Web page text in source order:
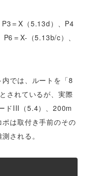
＝X（5.13d）、P4
＝X-（5.13b/c）、
内では、ルートを「8
されているが、実際
ドIII（5.4）、200m
は取付き手前のその
される。